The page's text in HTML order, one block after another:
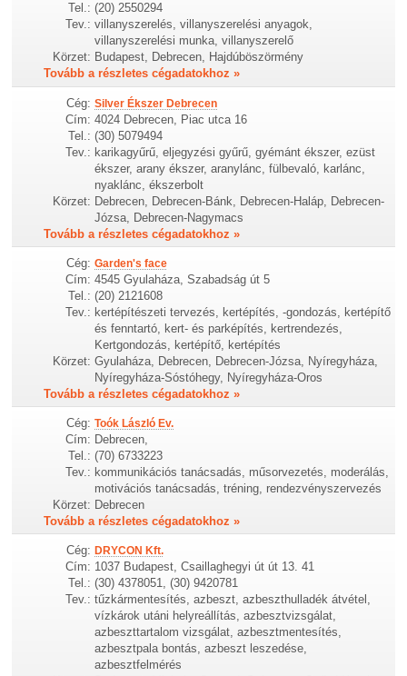
Tel.: (20) 2550294
Tev.: villanyszerelés, villanyszerelési anyagok,
villanyszerelési munka, villanyszerelő
Körzet: Budapest, Debrecen, Hajdúböszörmény
Tovább a részletes cégadatokhoz »
Cég: Silver Ékszer Debrecen
Cím: 4024 Debrecen, Piac utca 16
Tel.: (30) 5079494
Tev.: karikagyűrű, eljegyzési gyűrű, gyémánt ékszer, ezüst
ékszer, arany ékszer, aranylánc, fülbevaló, karlánc,
nyaklánc, ékszerbolt
Körzet: Debrecen, Debrecen-Bánk, Debrecen-Haláp, Debrecen-
Józsa, Debrecen-Nagymacs
Tovább a részletes cégadatokhoz »
Cég: Garden's face
Cím: 4545 Gyulaháza, Szabadság út 5
Tel.: (20) 2121608
Tev.: kertépítészeti tervezés, kertépítés, -gondozás, kertépítő
és fenntartó, kert- és parképítés, kertrendezés,
Kertgondozás, kertépítő, kertépítés
Körzet: Gyulaháza, Debrecen, Debrecen-Józsa, Nyíregyháza,
Nyíregyháza-Sóstóhegy, Nyíregyháza-Oros
Tovább a részletes cégadatokhoz »
Cég: Toók László Ev.
Cím: Debrecen,
Tel.: (70) 6733223
Tev.: kommunikációs tanácsadás, műsorvezetés, moderálás,
motivációs tanácsadás, tréning, rendezvényszervezés
Körzet: Debrecen
Tovább a részletes cégadatokhoz »
Cég: DRYCON Kft.
Cím: 1037 Budapest, Csaillaghegyi út út 13. 41
Tel.: (30) 4378051, (30) 9420781
Tev.: tűzkármentesítés, azbeszt, azbeszthulladék átvétel,
vízkárok utáni helyreállítás, azbesztvizsgálat,
azbeszttartalom vizsgálat, azbesztmentesítés,
azbesztpala bontás, azbeszt leszedése,
azbesztfelmérés